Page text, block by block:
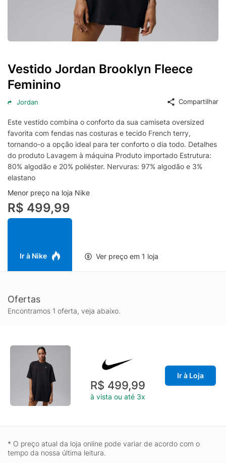
Vestido Jordan Brooklyn Fleece
Feminino
Jordan Compartilhar
Este vestido combina o conforto da sua camiseta oversized
favorita com fendas nas costuras e tecido French terry,
tornando-o a opção ideal para ter conforto o dia todo. Detalhes
do produto Lavagem à máquina Produto importado Estrutura:
80% algodão e 20% poliéster. Nervuras: 97% algodão e 3%
elastano
Menor preço na loja Nike
R$ 499,99
Ir à Nike Ver preço em 1 loja
Ofertas
Encontramos 1 oferta, veja abaixo.
R$ 499,99
à vista ou até 3x
Ir à Loja
* O preço atual da loja online pode variar de acordo com o
tempo da nossa última leitura.